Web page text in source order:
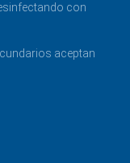
con
aceptan